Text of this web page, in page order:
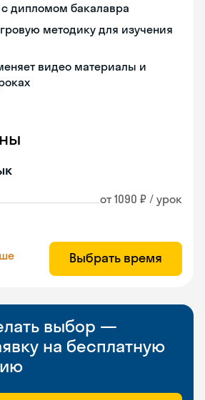
с дипломом бакалавра
методику для изучения
видео материалы и
от 1090 ₽ / урок
Выбрать время
выбор —
на бесплатную